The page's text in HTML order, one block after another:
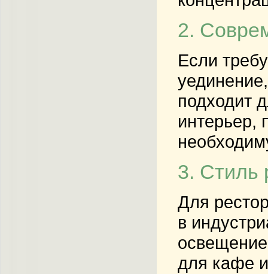
2.
Если
подходит
интерьер,
3. Стиль
Для
в
для кафе